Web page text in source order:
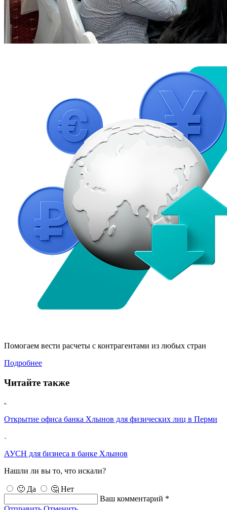
Помогаем вести расчеты с контрагентами из любых стран
Подробнее
Читайте также
Открытие офиса банка Хлынов для физических лиц в Перми
АУСН для бизнеса в банке Хлынов
Нашли ли вы то, что искали?
🙂 Да
🤔 Нет
Ваш комментарий *